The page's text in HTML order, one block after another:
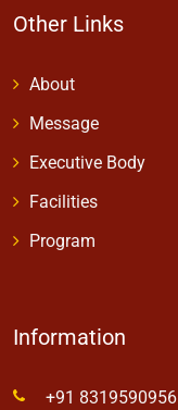
Other Links
About
Message
Executive Body
Facilities
Program
Information
+91 8319590956